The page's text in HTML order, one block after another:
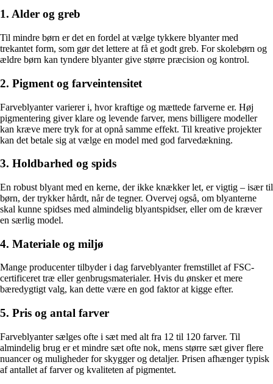
1. Alder og greb
Til mindre børn er det en fordel at vælge tykkere blyanter med
trekantet form, som gør det lettere at få et godt greb. For skolebørn og
ældre børn kan tyndere blyanter give større præcision og kontrol.
2. Pigment og farveintensitet
Farveblyanter varierer i, hvor kraftige og mættede farverne er. Høj
pigmentering giver klare og levende farver, mens billigere modeller
kan kræve mere tryk for at opnå samme effekt. Til kreative projekter
kan det betale sig at vælge en model med god farvedækning.
3. Holdbarhed og spids
En robust blyant med en kerne, der ikke knækker let, er vigtig – især til
børn, der trykker hårdt, når de tegner. Overvej også, om blyanterne
skal kunne spidses med almindelig blyantspidser, eller om de kræver
en særlig model.
4. Materiale og miljø
Mange producenter tilbyder i dag farveblyanter fremstillet af FSC-
certificeret træ eller genbrugsmaterialer. Hvis du ønsker et mere
bæredygtigt valg, kan dette være en god faktor at kigge efter.
5. Pris og antal farver
Farveblyanter sælges ofte i sæt med alt fra 12 til 120 farver. Til
almindelig brug er et mindre sæt ofte nok, mens større sæt giver flere
nuancer og muligheder for skygger og detaljer. Prisen afhænger typisk
af antallet af farver og kvaliteten af pigmentet.